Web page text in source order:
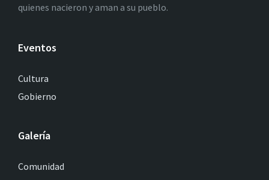
quienes nacieron y aman a su pueblo.
Eventos
Cultura
Gobierno
Galería
Comunidad